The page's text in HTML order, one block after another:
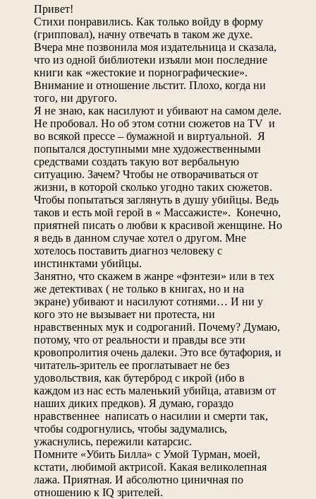
Привет!
Стихи понравились. Как только войду в форму
(грипповал), начну отвечать в таком же духе.
Вчера мне позвонила моя издательница и сказала,
что из одной библиотеки изъяли мои последние
книги как «жестокие и порнографические».
Внимание и отношение льстит. Плохо, когда ни
того, ни другого.
Я не знаю, как насилуют и убивают на самом деле.
Не пробовал. Но об этом сотни сюжетов на TV и
во всякой прессе – бумажной и виртуальной. Я
попытался доступными мне художественными
средствами создать такую вот вербальную
ситуацию. Зачем? Чтобы не отворачиваться от
жизни, в которой сколько угодно таких сюжетов.
Чтобы попытаться заглянуть в душу убийцы. Ведь
таков и есть мой герой в « Массажисте». Конечно,
приятней писать о любви к красивой женщине. Но
я ведь в данном случае хотел о другом. Мне
хотелось поставить диагноз человеку с
инстинктами убийцы.
Занятно, что скажем в жанре «фэнтези» или в тех
же детективах ( не только в книгах, но и на
экране) убивают и насилуют сотнями… И ни у
кого это не вызывает ни протеста, ни
нравственных мук и содроганий. Почему? Думаю,
потому, что от реальности и правды все эти
кровопролития очень далеки. Это все бутафория, и
читатель-зритель ее проглатывает не без
удовольствия, как бутерброд с икрой (ибо в
каждом из нас есть маленький убийца, атавизм от
наших диких предков). Я думаю, гораздо
нравственнее написать о насилии и смерти так,
чтобы содрогнулись, чтобы задумались,
ужаснулись, пережили катарсис.
Помните «Убить Билла» с Умой Турман, моей,
кстати, любимой актрисой. Какая великолепная
лажа. Приятная. И абсолютно циничная по
отношению к IQ зрителей.